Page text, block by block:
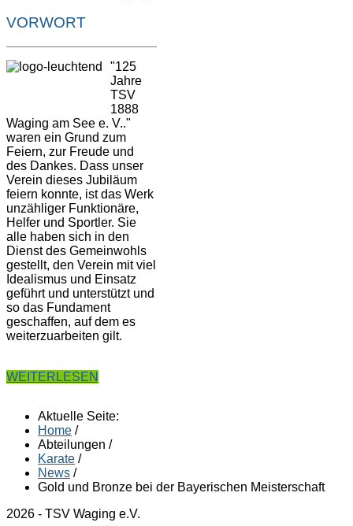
VORWORT
"125
Jahre
TSV
1888
Waging am See e. V.."
waren ein Grund zum
Feiern, zur Freude und
des Dankes. Dass unser
Verein dieses Jubiläum
feiern konnte, ist das Werk
unzähliger Funktionäre,
Helfer und Sportler. Sie
alle haben sich in den
Dienst des Gemeinwohls
gestellt, den Verein mit viel
Idealismus und Einsatz
geführt und unterstützt und
so das Fundament
geschaffen, auf dem es
weiterzuarbeiten gilt.
WEITERLESEN
Aktuelle Seite:
Home /
Abteilungen /
Karate /
News /
Gold und Bronze bei der Bayerischen Meisterschaft
2026 - TSV Waging e.V.